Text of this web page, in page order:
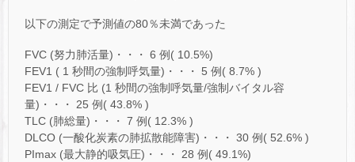
以下の測定で予測値の80％未満であった
FVC (努力肺活量)・・・ 6 例( 10.5%)
FEV1 ( 1 秒間の強制呼気量)・・・ 5 例( 8.7% )
FEV1 / FVC 比 (1 秒間の強制呼気量/強制バイタル容
量)・・・ 25 例( 43.8% )
TLC (肺総量)・・・ 7 例( 12.3% )
DLCO (一酸化炭素の肺拡散能障害)・・・ 30 例( 52.6% )
PImax (最大静的吸気圧)・・・ 28 例( 49.1%)